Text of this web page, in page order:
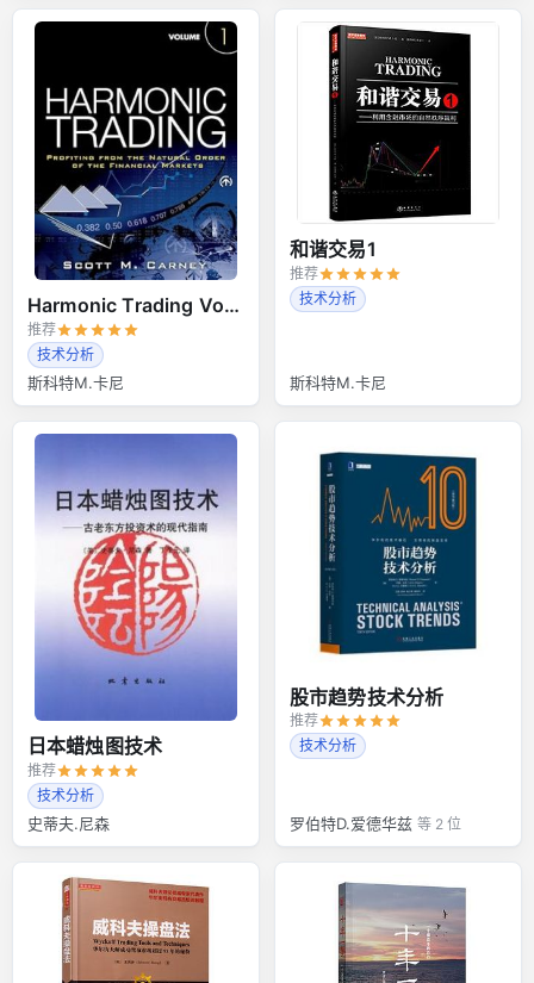
Harmonic Trading Volume 1
推荐
技术分析
斯科特M.卡尼
和谐交易1
推荐
技术分析
斯科特M.卡尼
日本蜡烛图技术
推荐
技术分析
史蒂夫.尼森
股市趋势技术分析
推荐
技术分析
罗伯特D.爱德华兹 等 2 位